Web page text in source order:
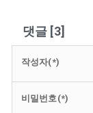
댓글 [3]
작성자(*)
비밀번호(*)